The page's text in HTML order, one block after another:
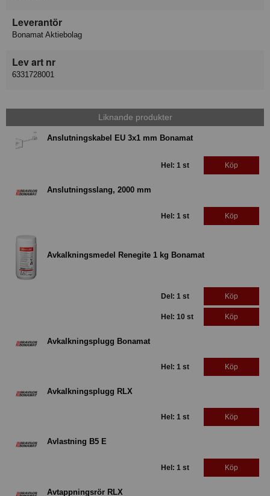
Leverantör
Bonamat Aktiebolag
Lev art nr
6331728001
Liknande produkter
Anslutningskabel EU 3x1 mm Bonamat
Hel: 1 st Köp
Anslutningsslang, 2000 mm
Hel: 1 st Köp
Avkalkningsmedel Renegite 1 kg Bonamat
Del: 1 st Köp
Hel: 10 st Köp
Avkalkningsplugg Bonamat
Hel: 1 st Köp
Avkalkningsplugg RLX
Hel: 1 st Köp
Avlastning B5 E
Hel: 1 st Köp
Avtappningsrör RLX